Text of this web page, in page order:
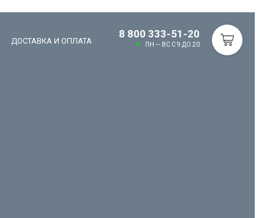
ДОСТАВКА И ОПЛАТА
8 800 333-51-20
ПН — ВС С 9 ДО 20